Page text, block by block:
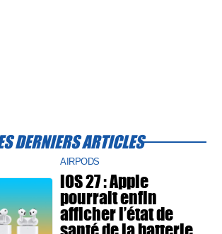
DERNIERS ARTICLES
AIRPODS
iOS 27 : Apple
pourrait enfin
afficher l’état de